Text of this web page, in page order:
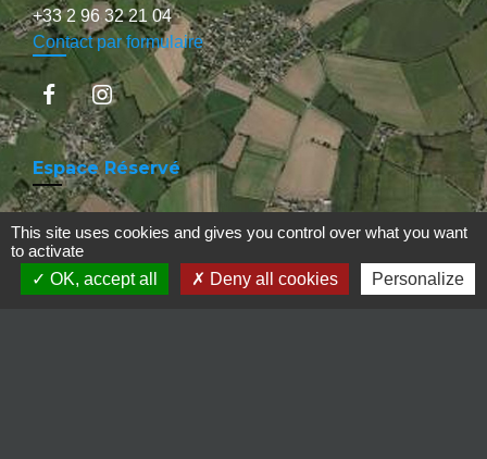
+33 2 96 32 21 04
Contact par formulaire
Espace Réservé
Liens
This site uses cookies and gives you control over what you want
to activate
OK, accept all
Deny all cookies Personalize